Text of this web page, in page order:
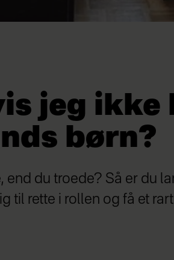
jeg ikke
børn?
du troede? Så er du
til rette i rollen og få et